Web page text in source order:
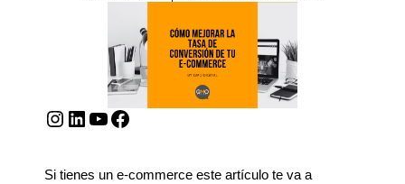
Instagram
LinkedIn
YouTube
Facebook
Si tienes un e-commerce este artículo te va a